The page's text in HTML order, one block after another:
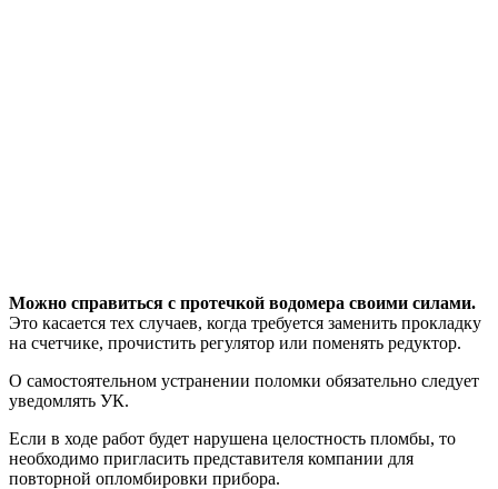
Можно справиться с протечкой водомера своими силами.
Это касается тех случаев, когда требуется заменить прокладку
на счетчике, прочистить регулятор или поменять редуктор.
О самостоятельном устранении поломки обязательно следует
уведомлять УК.
Если в ходе работ будет нарушена целостность пломбы, то
необходимо пригласить представителя компании для
повторной опломбировки прибора.